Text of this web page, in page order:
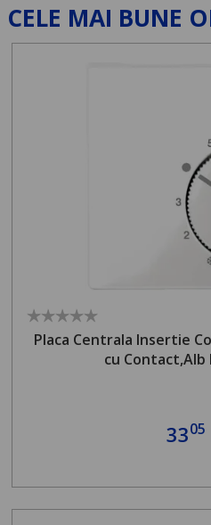
CELE MAI BUNE
Placa Centrala Insertie
cu Contact,Alb
3305